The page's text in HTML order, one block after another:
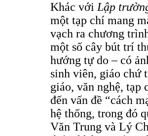
Khác với Lập
một tạp chí mang
vạch ra chương
một số cây bút trí
hướng tự do – có
sinh viên, giáo chứ
giáo, văn nghệ, tạp
đến vấn đề “cách
hệ thống, trong đó
Văn Trung và Lý